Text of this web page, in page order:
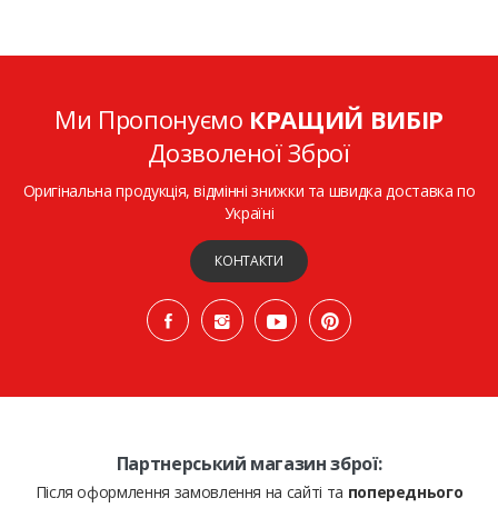
Ми Пропонуємо КРАЩИЙ ВИБІР
Дозволеної Зброї
Оригінальна продукція, відмінні знижки та швидка доставка по
Україні
КОНТАКТИ
Партнерський магазин зброї:
Після оформлення замовлення на сайті та попереднього